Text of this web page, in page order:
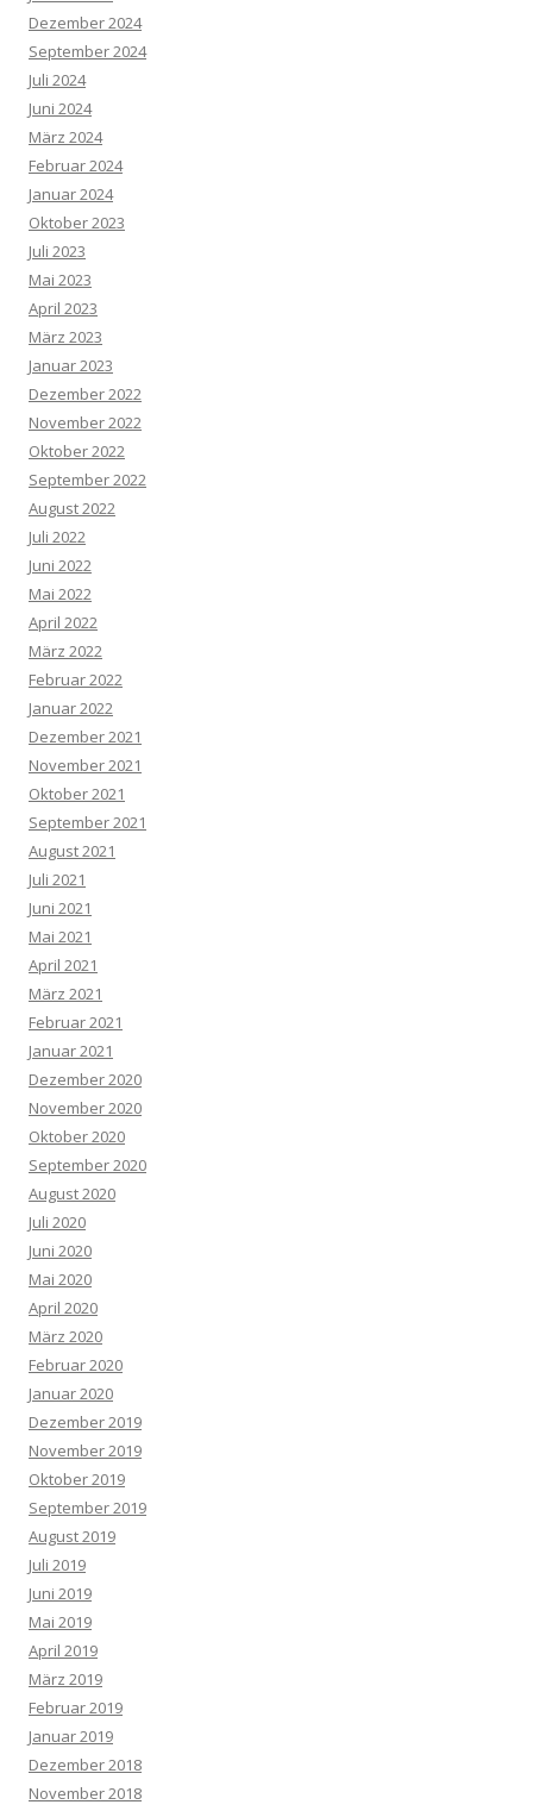
Dezember 2024
September 2024
Juli 2024
Juni 2024
März 2024
Februar 2024
Januar 2024
Oktober 2023
Juli 2023
Mai 2023
April 2023
März 2023
Januar 2023
Dezember 2022
November 2022
Oktober 2022
September 2022
August 2022
Juli 2022
Juni 2022
Mai 2022
April 2022
März 2022
Februar 2022
Januar 2022
Dezember 2021
November 2021
Oktober 2021
September 2021
August 2021
Juli 2021
Juni 2021
Mai 2021
April 2021
März 2021
Februar 2021
Januar 2021
Dezember 2020
November 2020
Oktober 2020
September 2020
August 2020
Juli 2020
Juni 2020
Mai 2020
April 2020
März 2020
Februar 2020
Januar 2020
Dezember 2019
November 2019
Oktober 2019
September 2019
August 2019
Juli 2019
Juni 2019
Mai 2019
April 2019
März 2019
Februar 2019
Januar 2019
Dezember 2018
November 2018